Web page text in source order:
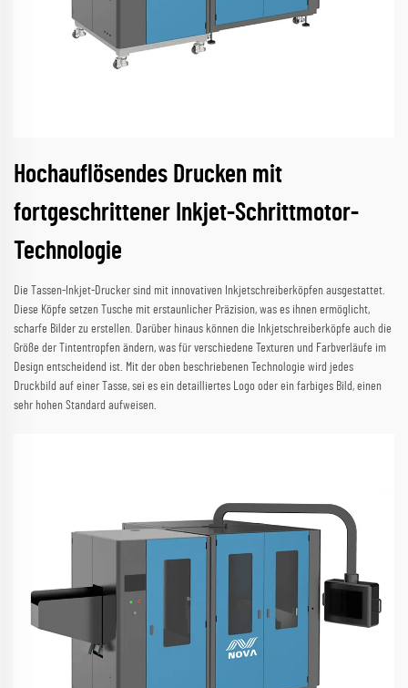
Hochauflösendes Drucken mit
fortgeschrittener Inkjet-Schrittmotor-
Technologie
Die Tassen-Inkjet-Drucker sind mit innovativen Inkjetschreiberköpfen ausgestattet.
Diese Köpfe setzen Tusche mit erstaunlicher Präzision, was es ihnen ermöglicht,
scharfe Bilder zu erstellen. Darüber hinaus können die Inkjetschreiberköpfe auch die
Größe der Tintentropfen ändern, was für verschiedene Texturen und Farbverläufe im
Design entscheidend ist. Mit der oben beschriebenen Technologie wird jedes
Druckbild auf einer Tasse, sei es ein detailliertes Logo oder ein farbiges Bild, einen
sehr hohen Standard aufweisen.